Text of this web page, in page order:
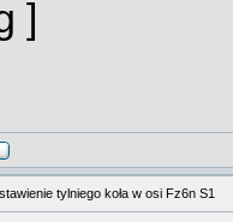
]
tylniego koła w osi Fz6n S1